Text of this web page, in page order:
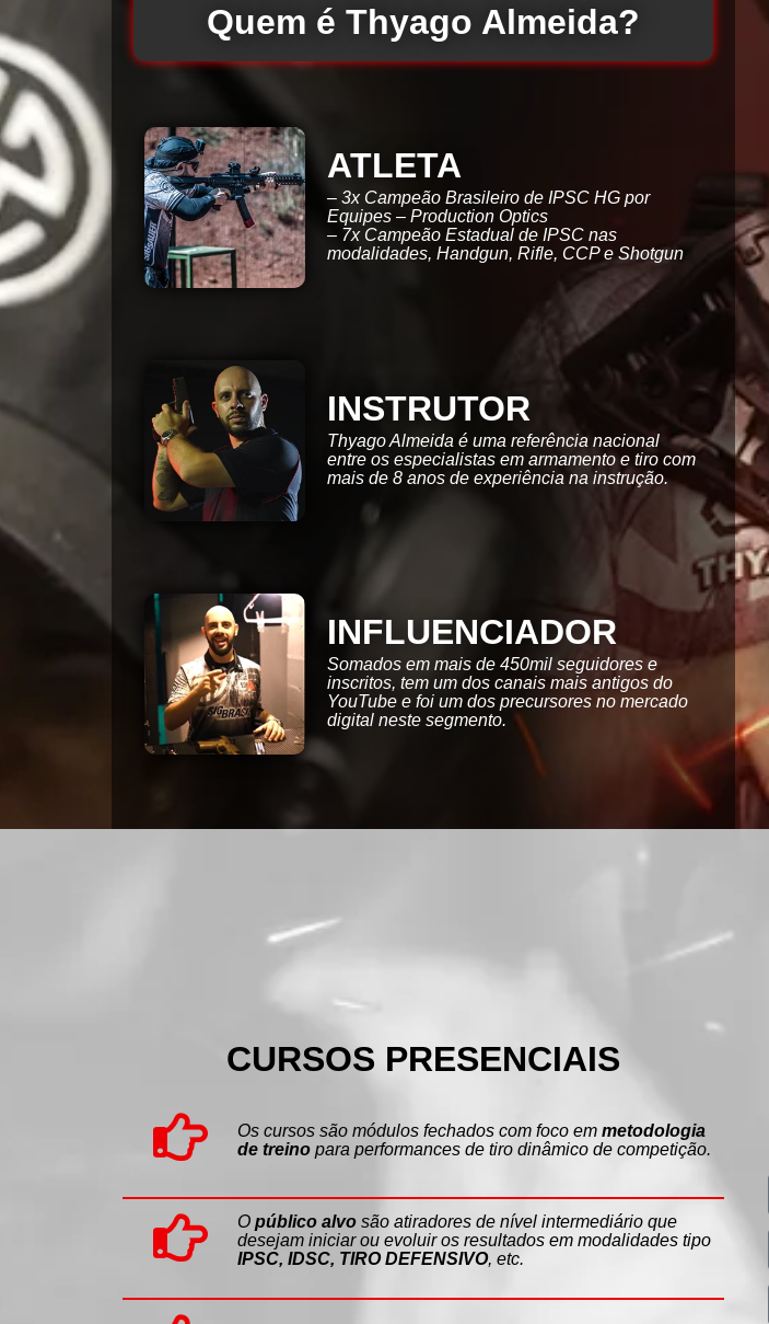
Quem é Thyago Almeida?
ATLETA
– 3x Campeão Brasileiro de IPSC HG por
Equipes – Production Optics
– 7x Campeão Estadual de IPSC nas
modalidades, Handgun, Rifle, CCP e Shotgun
INSTRUTOR
Thyago Almeida é uma referência nacional
entre os especialistas em armamento e tiro com
mais de 8 anos de experiência na instrução.
INFLUENCIADOR
Somados em mais de 450mil seguidores e
inscritos, tem um dos canais mais antigos do
YouTube e foi um dos precursores no mercado
digital neste segmento.
CURSOS PRESENCIAIS
Os cursos são módulos fechados com foco em metodologia
de treino para performances de tiro dinâmico de competição.
O público alvo são atiradores de nível intermediário que
desejam iniciar ou evoluir os resultados em modalidades tipo
IPSC, IDSC, TIRO DEFENSIVO, etc.